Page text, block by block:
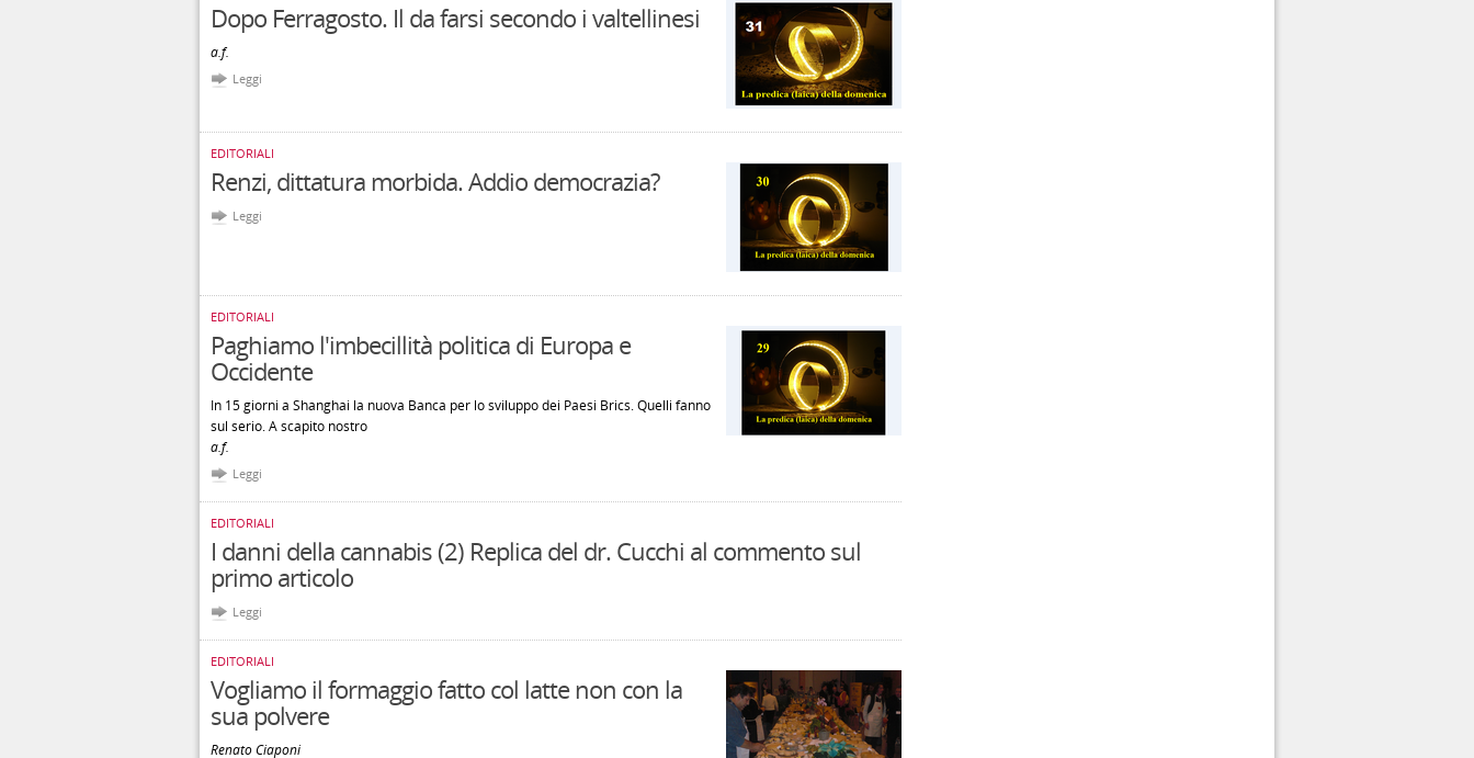
Dopo Ferragosto. Il da farsi secondo i valtellinesi
a.f.
Leggi
EDITORIALI
Renzi, dittatura morbida. Addio democrazia?
Leggi
EDITORIALI
Paghiamo l'imbecillità politica di Europa e
Occidente
In 15 giorni a Shanghai la nuova Banca per lo sviluppo dei Paesi Brics. Quelli fanno
sul serio. A scapito nostro
a.f.
Leggi
EDITORIALI
I danni della cannabis (2) Replica del dr. Cucchi al commento sul
primo articolo
Leggi
EDITORIALI
Vogliamo il formaggio fatto col latte non con la
sua polvere
Renato Ciaponi